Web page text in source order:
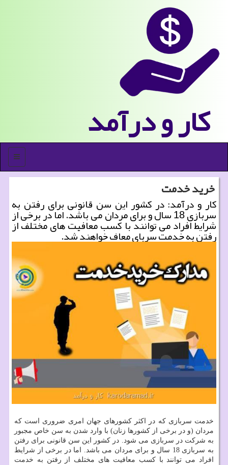
كار و درآمد
منو
خرید خدمت
كار و درآمد: در كشور این سن قانونی برای رفتن به
سربازی 18 سال و برای مردان می باشد. اما در برخی از
شرایط افراد می توانند با كسب معافیت های مختلف از
رفتن به خدمت سربای معاف خواهند شد.
خدمت سربازی که در اکثر کشورهای جهان امری ضروری است که
مردان (و در برخی از کشورها زنان) با وارد شدن به سن خاص مجبور
به شرکت در سربازی می شود. در کشور این سن قانونی برای رفتن
به سربازی 18 سال و برای مردان می باشد. اما در برخی از شرایط
افراد می توانند با کسب معافیت های مختلف از رفتن به خدمت